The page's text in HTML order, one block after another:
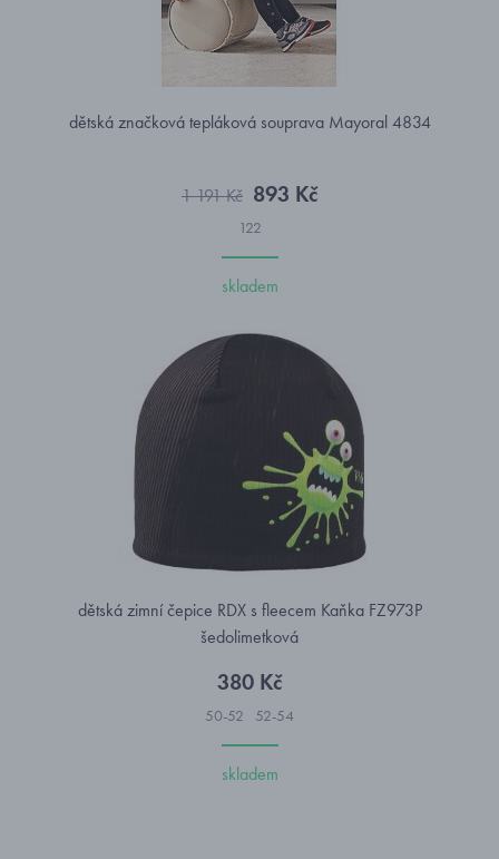
dětská značková tepláková souprava Mayoral 4834
1 191 Kč 893 Kč
122
skladem
dětská zimní čepice RDX s fleecem Kaňka FZ973P
šedolimetková
380 Kč
50-52 52-54
skladem